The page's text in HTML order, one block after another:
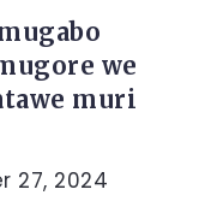
we
muri
27, 2024